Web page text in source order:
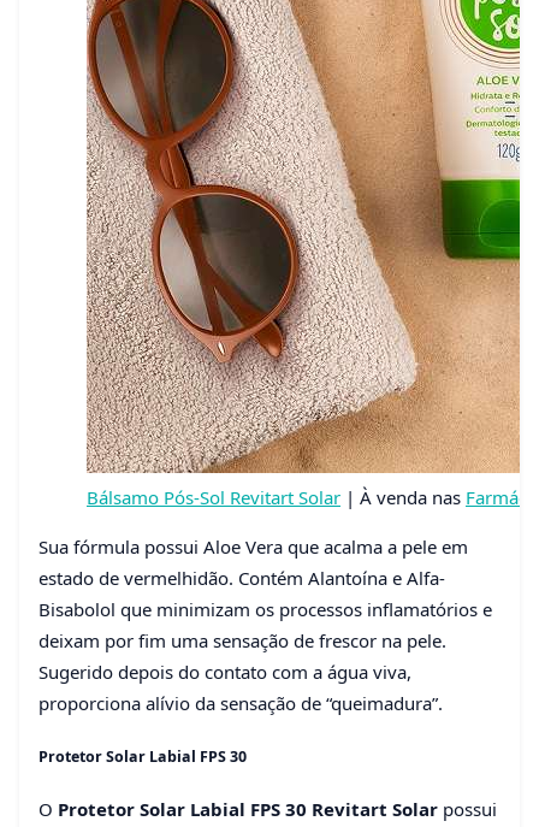
Bálsamo Pós-Sol Revitart Solar | À venda nas
Sua fórmula possui Aloe Vera que acalma a pele em
estado de vermelhidão. Contém Alantoína e Alfa-
Bisabolol que minimizam os processos inflamatórios e
deixam por fim uma sensação de frescor na pele.
Sugerido depois do contato com a água viva,
proporciona alívio da sensação de “queimadura”.
Protetor Solar Labial FPS 30
O Protetor Solar Labial FPS 30 Revitart Solar possui